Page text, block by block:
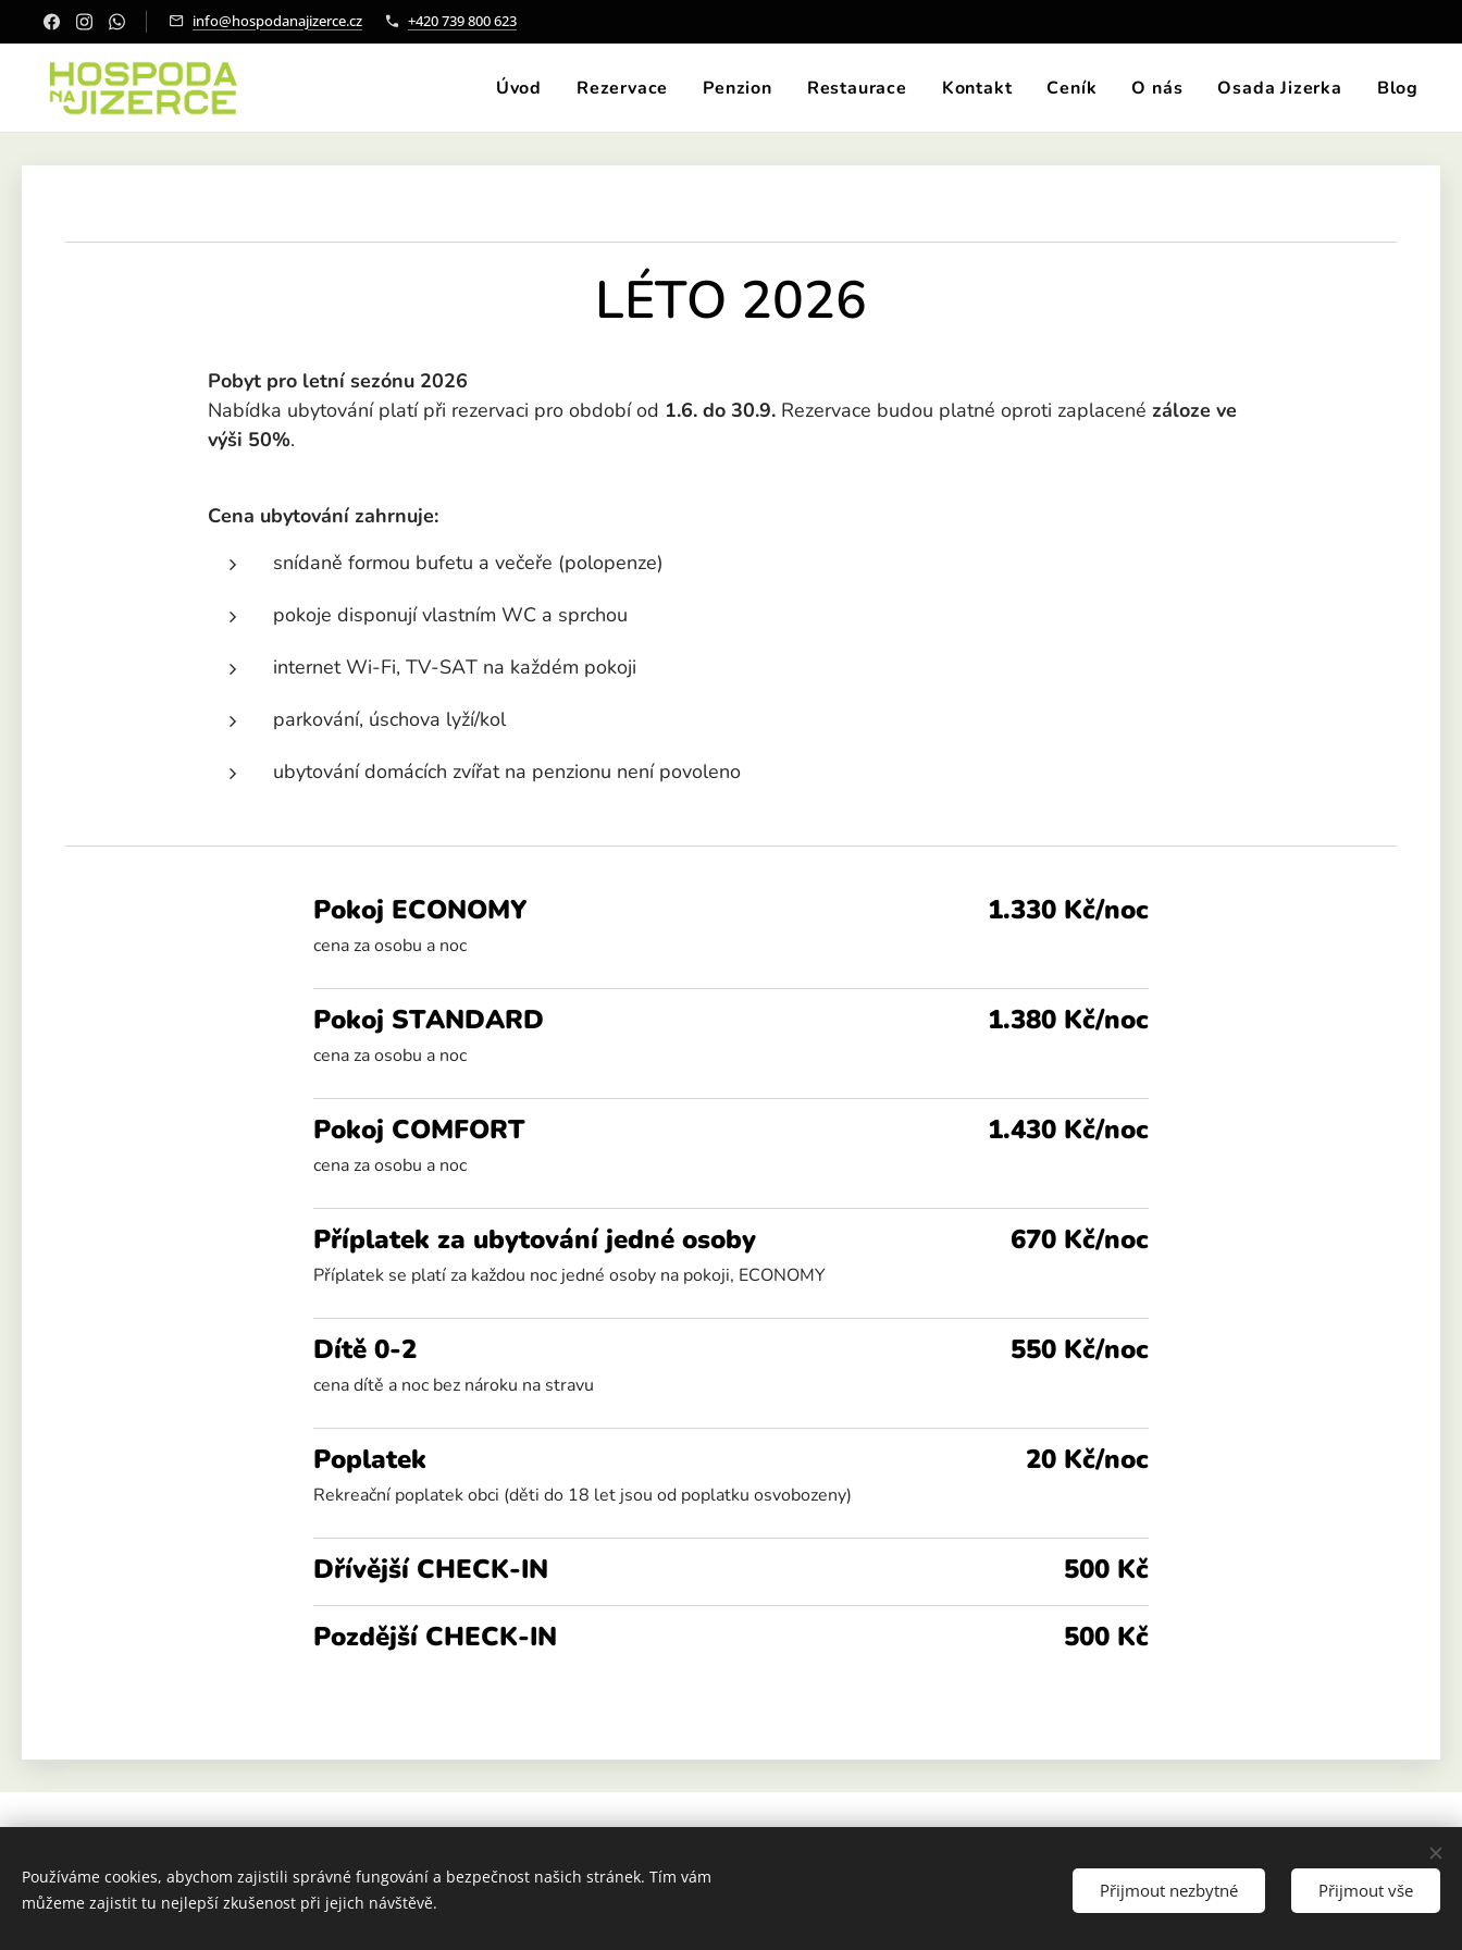
info@hospodanajizerce.cz +420 739 800 623
Úvod Rezervace Penzion Restaurace Kontakt Ceník O nás Osada Jizerka Blog
LÉTO 2026
Pobyt pro letní sezónu 2026
Nabídka ubytování platí při rezervaci pro období od 1.6. do 30.9.Rezervace budou platné oproti zaplacené záloze ve
výši 50%.
Cena ubytování zahrnuje:
snídaně formou bufetu a večeře (polopenze)
pokoje disponují vlastním WC a sprchou
internet Wi-Fi, TV-SAT na každém pokoji
parkování, úschova lyží/kol
ubytování domácích zvířat na penzionu není povoleno
Pokoj ECONOMY
cena za osobu a noc
1.330 Kč/noc
Pokoj STANDARD
cena za osobu a noc
1.380 Kč/noc
Pokoj COMFORT
cena za osobu a noc
1.430 Kč/noc
Příplatek za ubytování jedné osoby
Příplatek se platí za každou noc jedné osoby na pokoji, ECONOMY
670 Kč/noc
Dítě 0-2
cena dítě a noc bez nároku na stravu
550 Kč/noc
Poplatek
Rekreační poplatek obci (děti do 18 let jsou od poplatku osvobozeny)
20 Kč/noc
Dřívější CHECK-IN
500 Kč
Pozdější CHECK-IN
500 Kč
Používáme cookies, abychom zajistili správné fungování a bezpečnost našich stránek. Tím vám
můžeme zajistit tu nejlepší zkušenost při jejich návštěvě.
Přijmout nezbytné Přijmout vše